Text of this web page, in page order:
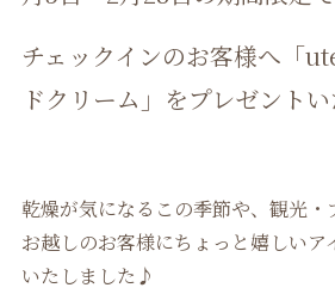
チェックインのお客様へ「
ドクリーム」をプレゼント
乾燥が気になるこの季節や、観光・
お越しのお客様にちょっと嬉しいア
いたしました♪